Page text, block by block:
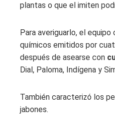
plantas o que el imiten
Para averiguarlo, el
químicos emitidos por
después de asearse con
Dial, Paloma, Indígena y
También caracterizó los
jabones.